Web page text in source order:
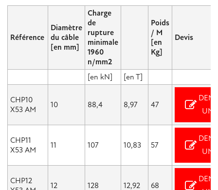
Référence
Diamètre
du câble
[en mm]
Charge
de
rupture
minimale
1960
n/mm2
Poids
/ M
[en
Kg]
Devis
[en kN] [en T]
CHP10
X53 AM
10 88,4 8,97 47
UN
CHP11
X53 AM
11 107 10,83 57
UN
CHP12
12 128 12,92 68